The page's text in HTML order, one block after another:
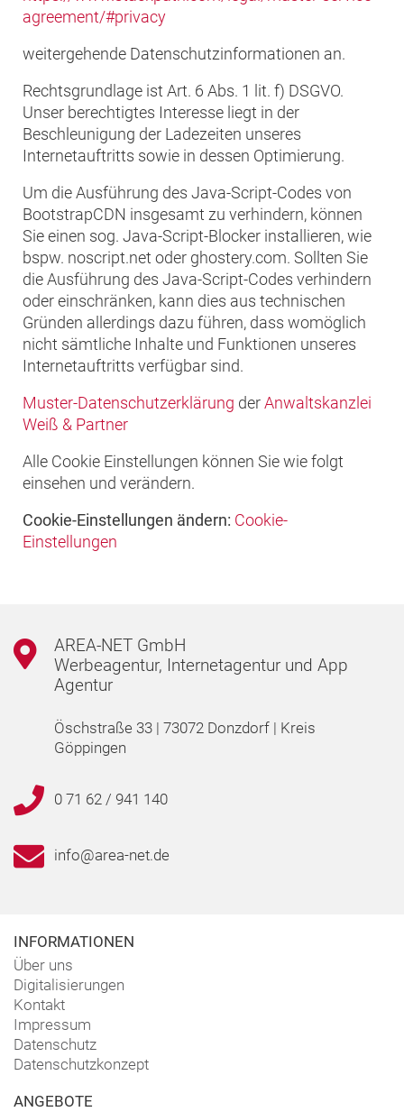
agreement/#privacy
weitergehende Datenschutzinformationen an.
Rechtsgrundlage ist Art. 6 Abs. 1 lit. f) DSGVO.
Unser berechtigtes Interesse liegt in der
Beschleunigung der Ladezeiten unseres
Internetauftritts sowie in dessen Optimierung.
Um die Ausführung des Java-Script-Codes von
BootstrapCDN insgesamt zu verhindern, können
Sie einen sog. Java-Script-Blocker installieren, wie
bspw. noscript.net oder ghostery.com. Sollten Sie
die Ausführung des Java-Script-Codes verhindern
oder einschränken, kann dies aus technischen
Gründen allerdings dazu führen, dass womöglich
nicht sämtliche Inhalte und Funktionen unseres
Internetauftritts verfügbar sind.
Muster-Datenschutzerklärung derAnwaltskanzlei
Weiß & Partner
Alle Cookie Einstellungen können Sie wie folgt
einsehen und verändern.
Cookie-Einstellungen ändern: Cookie-
Einstellungen
AREA-NET GmbH
Werbeagentur, Internetagentur und App
Agentur
Öschstraße 33 | 73072 Donzdorf | Kreis
Göppingen
0 71 62 / 941 140
info@area-net.de
INFORMATIONEN
Über uns
Digitalisierungen
Kontakt
Impressum
Datenschutz
Datenschutzkonzept
ANGEBOTE